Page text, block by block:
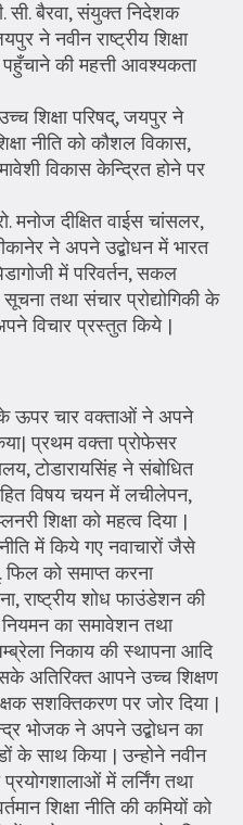
सी. बैरवा, संयुक्त निदेशक
ने नवीन राष्ट्रीय शिक्षा
की महत्ती आवश्यकता
शिक्षा परिषद्, जयपुर ने
नीति को कौशल विकास,
विकास केन्द्रित होने पर
दीक्षित वाईस चांसलर,
ने अपने उद्बोधन में भारत
में परिवर्तन, सकल
तथा संचार प्रोद्योगिकी के
विचार प्रस्तुत किये |
के ऊपर चार वक्ताओं ने अपने
प्रथम वक्ता प्रोफेसर
टोडारायसिंह ने संबोधित
विषय चयन में लचीलेपन,
शिक्षा को महत्व दिया |
में किये गए नवाचारों जैसे
फिल को समाप्त करना
राष्ट्रीय शोध फाउंडेशन की
नियमन का समावेशन तथा
निकाय की स्थापना आदि
अतिरिक्त आपने उच्च शिक्षण
सशक्तिकरण पर जोर दिया |
भोजक ने अपने उद्बोधन का
के साथ किया | उन्होने नवीन
प्रयोगशालाओं में लर्निंग तथा
शिक्षा नीति की कमियों को